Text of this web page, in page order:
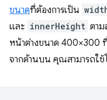
ขนาดที่ต้องการเป็น
และ innerHeight ตาม
หน้าต่างขนาด 400×300
จากด้านบน คุณสามารถใช้